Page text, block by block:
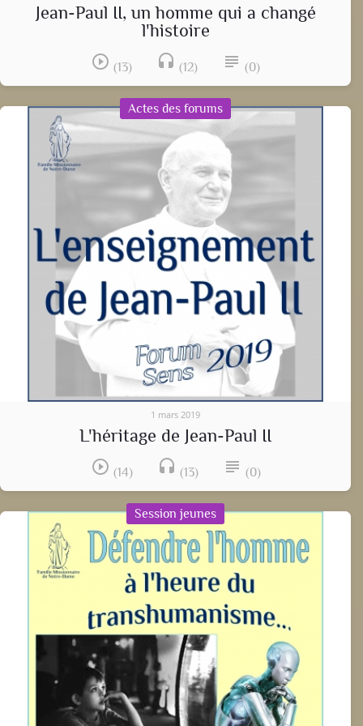
Jean-Paul II, un homme qui a changé
l'histoire
play_circle_outline (13) headset (12) subject (0)
Actes des forums
1 mars 2019
L'héritage de Jean-Paul II
play_circle_outline (14) headset (13) subject (0)
Session jeunes